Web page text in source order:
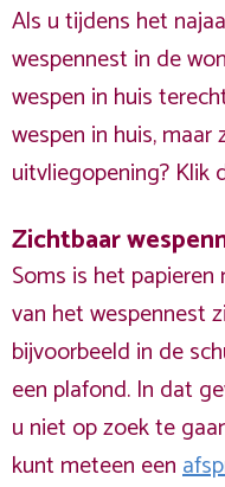
Als u tijdens het
wespennest in de
wespen in huis
wespen in huis,
uitvliegopening? Klik
Zichtbaar
Soms is het papieren
van het wespennest
bijvoorbeeld in de
een plafond. In dat
u niet op zoek te
kunt meteen een